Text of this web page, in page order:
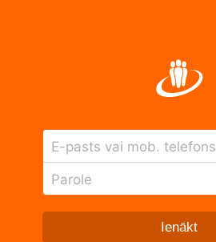
E-pasts vai mob. telefons
Parole
Ienākt